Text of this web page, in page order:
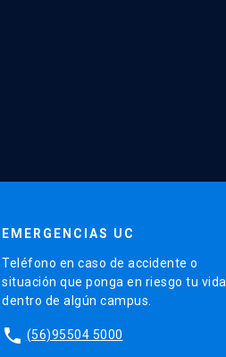
EMERGENCIAS UC
Teléfono en caso de accidente o
situación que ponga en riesgo tu vida
dentro de algún campus.
phone (56)95504 5000